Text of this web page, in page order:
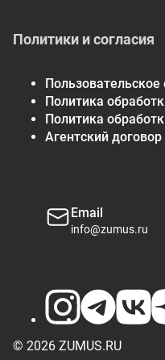
Политики и согласия
Пользовательское
Политика
Политика
Агентский договор
Email
info@zumus.ru
© 2026 ZUMUS.RU